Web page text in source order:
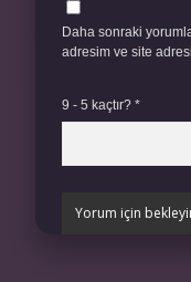
Daha sonraki
adresim ve site
9 - 5 kaçtır? *